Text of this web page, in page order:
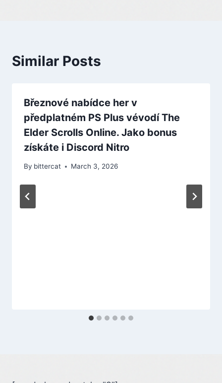
Similar Posts
Březnové nabídce her v
předplatném PS Plus vévodí The
Elder Scrolls Online. Jako bonus
získáte i Discord Nitro
By bittercat March 3, 2026